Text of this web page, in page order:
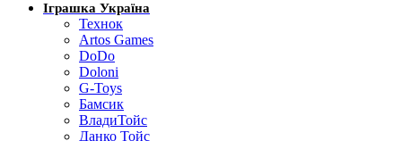
Іграшка Україна
Технок
Artos Games
DoDo
Doloni
G-Toys
Бамсик
ВладиТойс
Данко Тойс